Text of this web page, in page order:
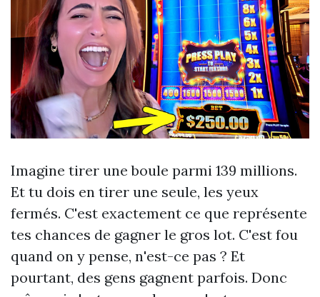
Imagine tirer une boule parmi 139 millions.
Et tu dois en tirer une seule, les yeux
fermés. C'est exactement ce que représente
tes chances de gagner le gros lot. C'est fou
quand on y pense, n'est-ce pas ? Et
pourtant, des gens gagnent parfois. Donc